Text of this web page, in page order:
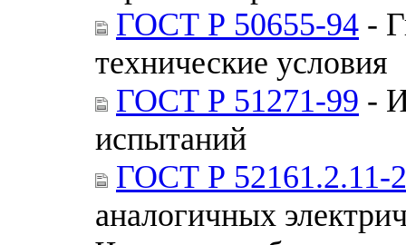
ГОСТ Р 50655-94 -
технические условия
ГОСТ Р 51271-99 -
испытаний
ГОСТ Р 52161.2.11-
аналогичных